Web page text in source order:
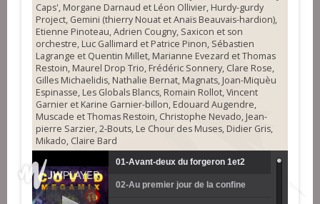
Caps', Morgane Darnaud et Léon Ollivier, Hurdy-gurdy
Project, Gemini (thierry Nouat et Anaïs Beauvais-hardion),
Etienne Pinoteau, Adrien Cougny, Saxicon et son
orchestre, Luc Gallimard et Patrice Pinon, Sébastien
Lagrange et Quentin Millet, Marianne Evezard et Thomas
Restoin, Maurel Drop Trio, Frédéric Sonnery, Clare Rose,
Gilles Michaelidis, Nathalie Bernat, Magnats, Joan-Miquèu
Espinasse, Les Globals Blancs, Romain Rollot, Vincent
Garnier et Karine Garnier-billon, Edouard Augendre,
Muscade et Thomas Restoin, Christophe Nevado, Jean-
pierre Sarzier, 2-Bouts, Le Chour des Muses, Didier Gris,
Mikado, Claire Bard
01-Avant-deux du forgeron 1et2
(Thomas Fossaert et Sarah Neveu)
02-Au premier jour de la confine